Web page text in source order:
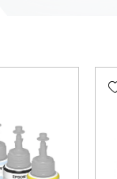
Add wishlist